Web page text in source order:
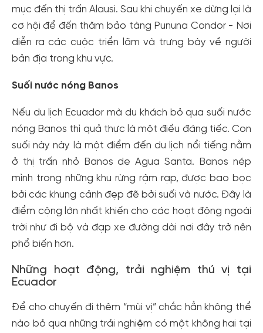
mục đến thị trấn Alausi. Sau khi chuyến xe dừng lại là
cơ hội để đến thăm bảo tàng Pununa Condor - Nơi
diễn ra các cuộc triển lãm và trưng bày về người
bản địa trong khu vực.
Suối nước nóng Banos
Nếu du lịch Ecuador mà du khách bỏ qua suối nước
nóng Banos thì quả thực là một điều đáng tiếc. Con
suối này này là một điểm đến du lịch nổi tiếng nằm
ở thị trấn nhỏ Banos de Agua Santa. Banos nép
mình trong những khu rừng rậm rạp, được bao bọc
bởi các khung cảnh đẹp đẽ bởi suối và nước. Đây là
điểm cộng lớn nhất khiến cho các hoạt động ngoài
trời như đi bộ và đạp xe đường dài nơi đây trở nên
phổ biến hơn.
Những hoạt động, trải nghiệm thú vị tại
Ecuador
Để cho chuyến đi thêm “mùi vị” chắc hẳn không thể
nào bỏ qua những trải nghiệm có một không hai tại